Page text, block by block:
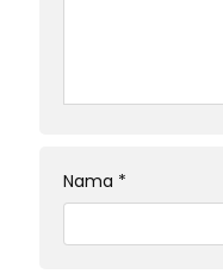
Nama *